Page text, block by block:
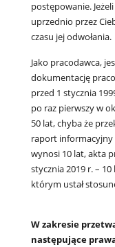
postępowanie.
uprzednio przez
czasu jej odwołania.
Jako pracodawca,
dokumentację
przed 1 stycznia
po raz pierwszy w
50 lat, chyba że
raport informacyjny
wynosi 10 lat, akta
stycznia 2019 r. –
którym ustał
W zakresie
następujące